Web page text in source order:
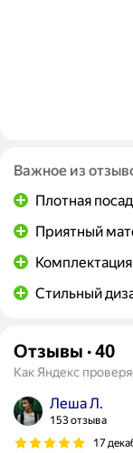
Важное из
Плотная
Приятный
Комплектация
Стильный
Отзывы ·40
Как Яндекс
Леша Л.
153 отзыва
17